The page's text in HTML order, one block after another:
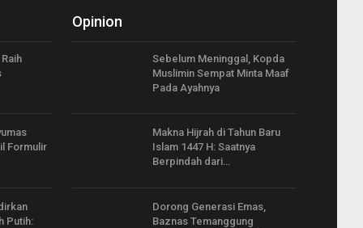
Formulir
Putih:
Opinion
Sebelum Meninggal, Kopda
Muslimin Sempat Minta Maaf
Pada Ayahnya
Makna Hijrah di Tahun Baru
Islam 1447 H: Saatnya
Berpindah dari…
Dorong Generasi Emas,
Baznas Temanggung